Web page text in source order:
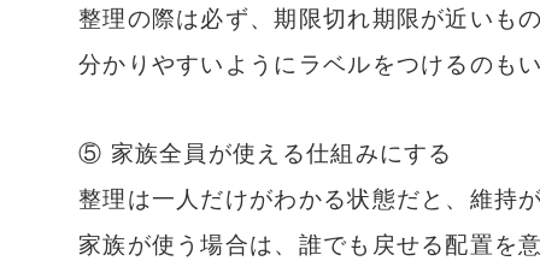
整理の際は必ず、期限切れ期限が近いも
分かりやすいようにラベルをつけるのも
⑤ 家族全員が使える仕組みにする
整理は一人だけがわかる状態だと、維持
家族が使う場合は、誰でも戻せる配置を